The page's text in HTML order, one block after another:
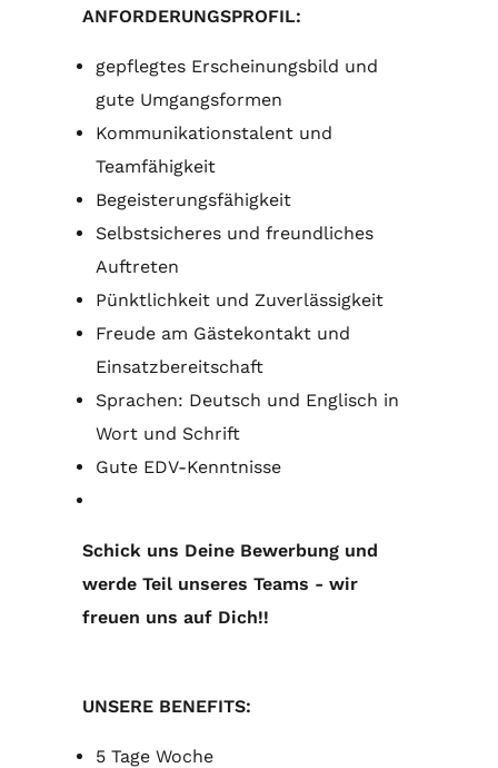
ANFORDERUNGSPROFIL:
gepflegtes Erscheinungsbild und
gute Umgangsformen
Kommunikationstalent und
Teamfähigkeit
Begeisterungsfähigkeit
Selbstsicheres und freundliches
Auftreten
Pünktlichkeit und Zuverlässigkeit
Freude am Gästekontakt und
Einsatzbereitschaft
Sprachen: Deutsch und Englisch in
Wort und Schrift
Gute EDV-Kenntnisse
Schick uns Deine Bewerbung und
werde Teil unseres Teams - wir
freuen uns auf Dich!!
UNSERE BENEFITS:
5 Tage Woche